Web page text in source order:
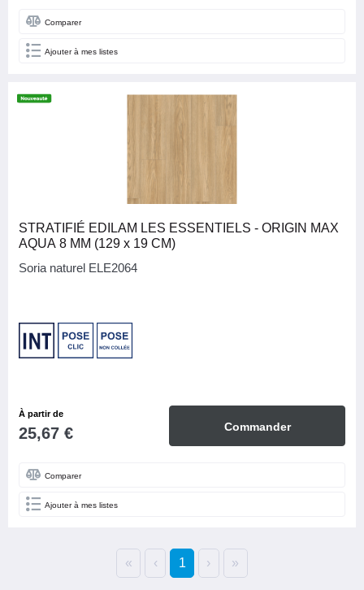
Comparer
Ajouter à mes listes
STRATIFIÉ EDILAM LES ESSENTIELS - ORIGIN MAX
AQUA 8 MM (129 x 19 CM)
Soria naturel ELE2064
À partir de
25,67 € Commander
Comparer
Ajouter à mes listes
« ‹ 1 › »